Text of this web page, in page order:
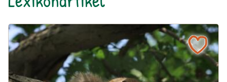
Baumschläfer
Naturlexikon: Baumschläfer